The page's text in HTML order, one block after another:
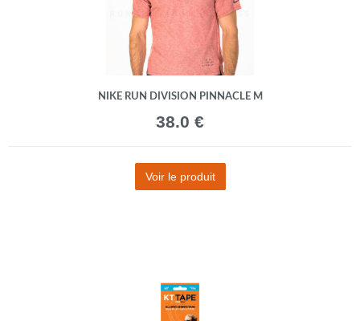
NIKE RUN DIVISION PINNACLE M
38.0 €
Voir le produit